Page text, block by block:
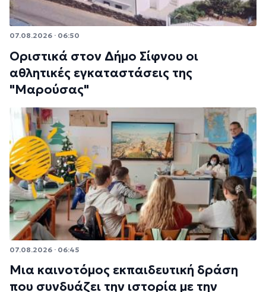
07.08.2026 · 06:50
Οριστικά στον Δήμο Σίφνου οι
αθλητικές εγκαταστάσεις της
"Μαρούσας"
07.08.2026 · 06:45
Μια καινοτόμος εκπαιδευτική δράση
που συνδυάζει την ιστορία με την